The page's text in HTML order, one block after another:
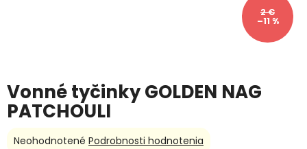
2 €
–11 %
Vonné tyčinky GOLDEN NAG
PATCHOULI
Priemerné
Neohodnotené Podrobnosti hodnotenia